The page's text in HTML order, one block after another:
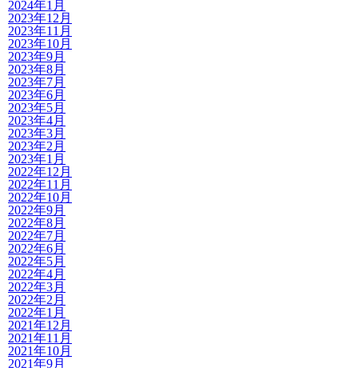
2024年1月
2023年12月
2023年11月
2023年10月
2023年9月
2023年8月
2023年7月
2023年6月
2023年5月
2023年4月
2023年3月
2023年2月
2023年1月
2022年12月
2022年11月
2022年10月
2022年9月
2022年8月
2022年7月
2022年6月
2022年5月
2022年4月
2022年3月
2022年2月
2022年1月
2021年12月
2021年11月
2021年10月
2021年9月